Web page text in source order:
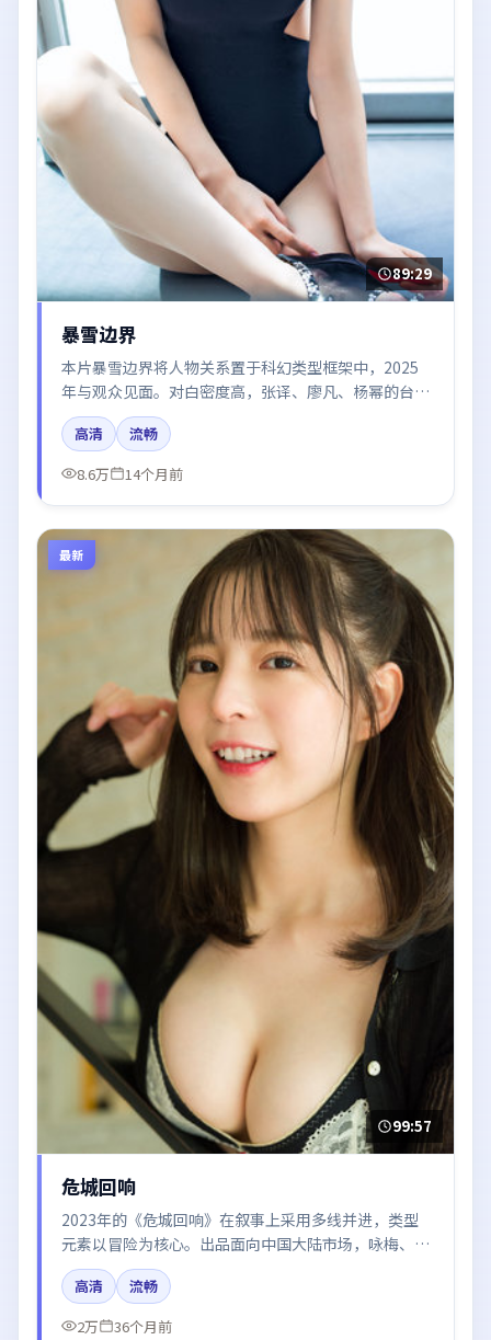
89:29
暴雪边界
本片暴雪边界将人物关系置于科幻类型框架中，2025
年与观众见面。对白密度高，张译、廖凡、杨幂的台词
节奏值得关注；整体气质偏法国都市与冷色调摄影。
高清
流畅
8.6万
14个月前
最新
99:57
危城回响
2023年的《危城回响》在叙事上采用多线并进，类型
元素以冒险为核心。出品面向中国大陆市场，咏梅、倪
妮、赵丽颖所饰角色推动关键反转，结尾留白引发讨
论。
高清
流畅
2万
36个月前